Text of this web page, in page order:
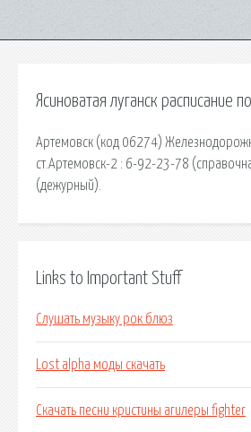
Ясиноватая луганск расписание
Артемовск (код 06274)
ст.Артемовск-2 : 6-92-23-78
(дежурный).
Links to Important Stuff
Слушать музыку рок блюз
Lost alpha моды скачать
Скачать песни кристины агилеры fighter